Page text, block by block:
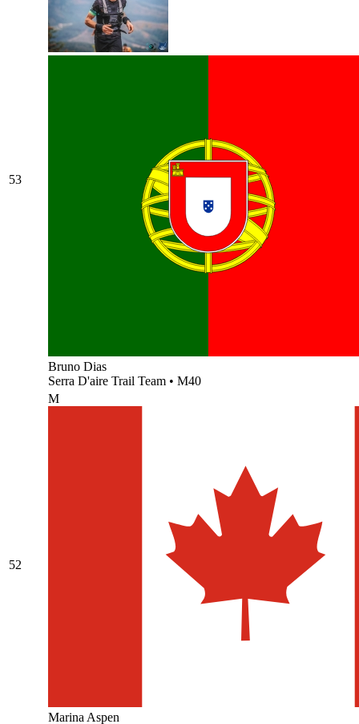
53
Bruno Dias
Serra D'aire Trail Team • M40
52
M
Marina Aspen